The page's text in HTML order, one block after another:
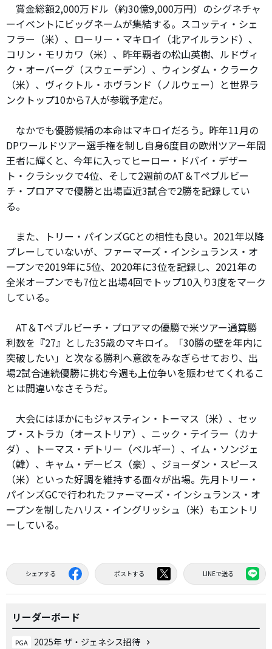
賞金総額2,000万ドル（約30億9,000万円）のシグネチャ
ーイベントにビッグネームが集結する。スコッティ・シェ
フラー（米）、ローリー・マキロイ（北アイルランド）、
コリン・モリカワ（米）、昨年覇者の松山英樹、ルドヴィ
ク・オーバーグ（スウェーデン）、ウィンダム・クラーク
（米）、ヴィクトル・ホヴランド（ノルウェー）と世界ラ
ンクトップ10から7人が参戦予定だ。
なかでも優勝候補の本命はマキロイだろう。昨年11月の
DPワールドツアー選手権を制し自身6度目の欧州ツアー年間
王者に輝くと、今年に入ってヒーロー・ドバイ・デザー
ト・クラシックで4位、そして2週前のAT＆Tペブルビー
チ・プロアマで優勝と出場直近3試合で2勝を記録してい
る。
また、トリー・パインズGCとの相性も良い。2021年以降
プレーしていないが、ファーマーズ・インシュランス・オ
ープンで2019年に5位、2020年に3位を記録し、2021年の
全米オープンでも7位と出場4回でトップ10入り3度をマーク
している。
AT＆Tペブルビーチ・プロアマの優勝で米ツアー通算勝
利数を『27』とした35歳のマキロイ。「30勝の壁を年内に
突破したい」と次なる勝利へ意欲をみなぎらせており、出
場2試合連続優勝に挑む今週も上位争いを賑わせてくれるこ
とは間違いなさそうだ。
大会にはほかにもジャスティン・トーマス（米）、セッ
プ・ストラカ（オーストリア）、ニック・テイラー（カナ
ダ）、トーマス・デトリー（ベルギー）、イム・ソンジェ
（韓）、キャム・デービス（豪）、ジョーダン・スピース
（米）といった好調を維持する面々が出場。先月トリー・
パインズGCで行われたファーマーズ・インシュランス・オ
ープンを制したハリス・イングリッシュ（米）もエントリ
ーしている。
シェアする ポストする LINEで送る
リーダーボード
PGA 2025年 ザ・ジェネシス招待